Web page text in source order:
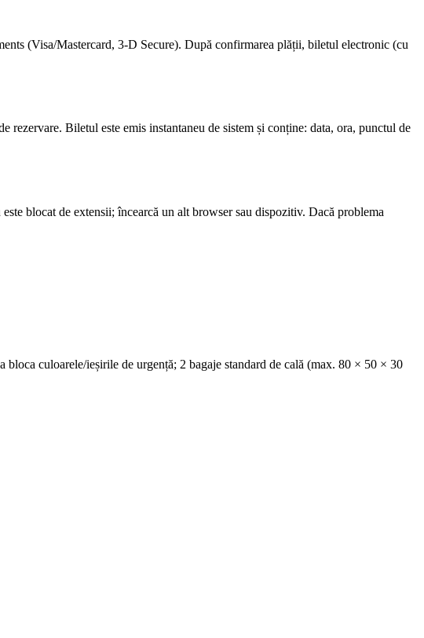
(Visa/Mastercard, 3-D Secure). După confirmarea plății, biletul electronic (cu
Biletul este emis instantaneu de sistem și conține: data, ora, punctul de
blocat de extensii; încearcă un alt browser sau dispozitiv. Dacă problema
culoarele/ieșirile de urgență; 2 bagaje standard de cală (max. 80 × 50 × 30